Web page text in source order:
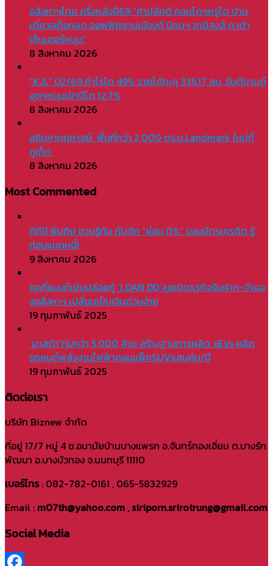
อสังหาฯไทย ครึ่งหลังปี69 “ค้าปลีกดี คอนโดฯหรูโต บ้าน
เดี่ยวสต็อกลด ออฟฟิศชานเมืองดี นิคมฯ อานิสงส์ ดาต้า
เซ็นเตอร์หนุน”
8 สิงหาคม 2026
“KJL” Q2/69 กำไรโต 49% รายได้ทะลุ 335.17 ลบ. รับดีมานด์
อุตฯหนุนเป้าปีโต 12.7%
8 สิงหาคม 2026
อภิมหาคฤหาสน์ พื้นที่กว่า 2,000 ตร.ม.Landmark ใหม่ที่
ภูเก็ต
8 สิงหาคม 2026
Most Commented
ทีทีบี ฟินทิป ชวนรู้ทัน กับดัก “ผ่อน 0%” ของบัตรเครดิต รู้
ก่อนแบกหนี้!
9 สิงหาคม 2026
ยุคที่แบงก์เข้มปล่อยกู้ ‘LOAN DD’ลุยเปิดธุรกิจรับฝาก-จำนอ
งอสังหาฯ เปลี่ยนเป็นเงินด่วนง่าย
19 กุมภาพันธ์ 2025
‘มาสด้า’ทุ่มกว่า 5,000 ล้าน สร้างฐานการผลิต xEVs ผลิต
รถยนต์พลังงานไฟฟ้าคอมแพ็คSUVแสนคัน/ปี
19 กุมภาพันธ์ 2025
ติดต่อเรา
บริษัท Biznew จำกัด
ที่อยู่ 17/7 หมู่ 4 ซ.อนามัยบ้านบางแพรก อ.จันทร์ทองเอี่ยม ต.บางรัก
พัฒนา อ.บางบัวทอง จ.นนทบุรี 11110
เบอร์โทร: 082-782-0161 , 065-5832929
Email : m07th@yahoo.com , siriporn.srirotrung@gmail.com
Social Media